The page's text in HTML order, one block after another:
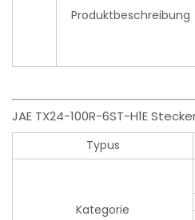
Produktbeschreibung
JAE TX24-100R-6ST-H1E
Typus
Kategorie